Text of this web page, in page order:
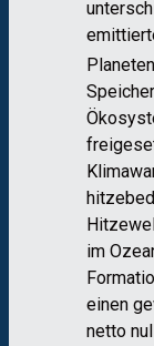
im
einen
netto